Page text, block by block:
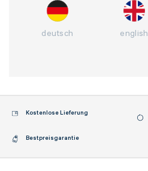
NACHRICHT
Angaben sind
deutsch english
Kostenlose Lieferung
Bestpreisgarantie